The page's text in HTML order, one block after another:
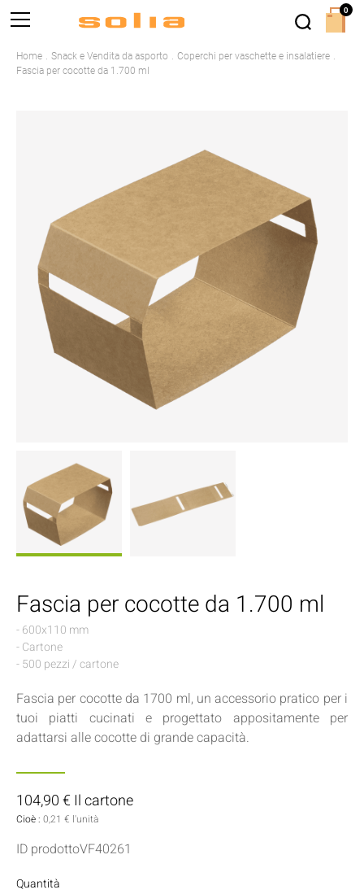
Home Snack e Vendita da asporto
Coperchi per vaschette e insalatiere
Fascia per cocotte da 1.700 ml
Fascia per cocotte da 1.700 ml
- 600x110 mm
- Cartone
- 500 pezzi / cartone
Fascia per cocotte da 1700 ml, un accessorio pratico per i
tuoi piatti cucinati e progettato appositamente per
adattarsi alle cocotte di grande capacità.
104,90 € Il cartone
Cioè : 0,21 € l'unità
ID prodottoVF40261
Quantità
0